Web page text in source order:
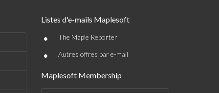
Listes d'e-mails Maplesoft
• The Maple Reporter
• Autres offres par e-mail
Maplesoft Membership